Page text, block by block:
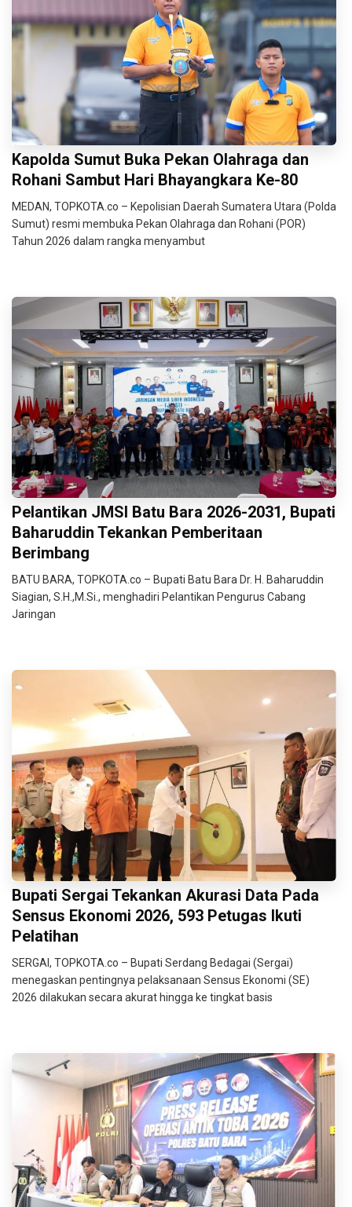
Kapolda Sumut Buka Pekan Olahraga dan
Rohani Sambut Hari Bhayangkara Ke-80
MEDAN, TOPKOTA.co – Kepolisian Daerah Sumatera Utara (Polda
Sumut) resmi membuka Pekan Olahraga dan Rohani (POR)
Tahun 2026 dalam rangka menyambut
Pelantikan JMSI Batu Bara 2026-2031, Bupati
Baharuddin Tekankan Pemberitaan
Berimbang
BATU BARA, TOPKOTA.co – Bupati Batu Bara Dr. H. Baharuddin
Siagian, S.H.,M.Si., menghadiri Pelantikan Pengurus Cabang
Jaringan
Bupati Sergai Tekankan Akurasi Data Pada
Sensus Ekonomi 2026, 593 Petugas Ikuti
Pelatihan
SERGAI, TOPKOTA.co – Bupati Serdang Bedagai (Sergai)
menegaskan pentingnya pelaksanaan Sensus Ekonomi (SE)
2026 dilakukan secara akurat hingga ke tingkat basis